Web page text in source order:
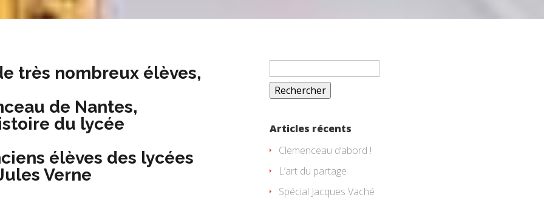
très nombreux élèves,
de Nantes,
du lycée
élèves des lycées
Verne
Rechercher :
Articles récents
Clemenceau d’abord !
L’art du partage
Spécial Jacques Vaché